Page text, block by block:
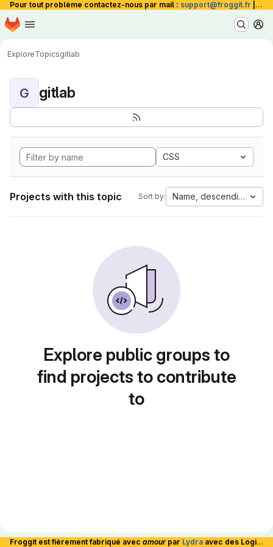
Pour tout problème contactez-nous par mail : support@froggit.fr La
Skip to main content
Homepage
ExploreTopicsgitlab
G gitlab
CSS
Projects with this topic Sort by: Name, descending
Explore public groups to
find projects to contribute
to
Froggit est fièrement fabriqué avec amour par Lydra avec des Logiciels Libres et hébergé en